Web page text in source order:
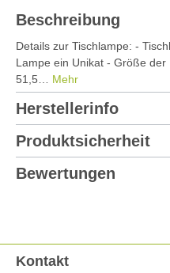
Beschreibung
Details zur Tischlampe: -
Lampe ein Unikat - Größe
51,5… Mehr
Herstellerinfo
Produktsicherheit
Bewertungen
Kontakt